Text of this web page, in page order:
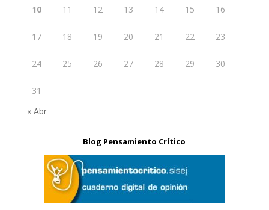
10 11 12 13 14 15 16
17 18 19 20 21 22 23
24 25 26 27 28 29 30
31
« Abr
Blog Pensamiento Crítico